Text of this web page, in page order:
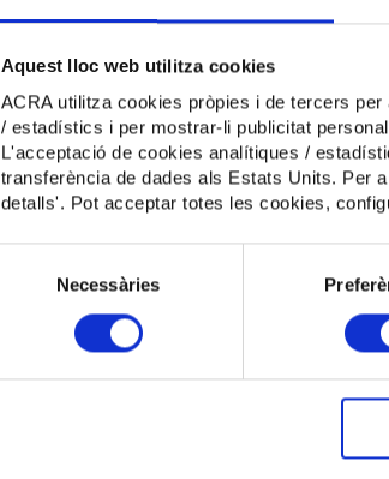
Aquest lloc web utilitza cookies
ACRA utilitza cookies pròpies i de tercers
/ estadístics i per mostrar-li publicitat
L'acceptació de cookies analítiques /
transferència de dades als Estats Units. Per
detalls'. Pot acceptar totes les cookies,
Necessàries
D’entre totes aquestes,
públiques de residències i
També cal recordar la
l'assoliment d'un acord
Aquest acord estableix un
retroactiu. Per altra
Catalunya, ja que
impulsant accions
reconeixement retributiu
I per acabar, però
valor dels professionals
recopilació va ser el regal
Podeu llegir la Memòria
Més informació